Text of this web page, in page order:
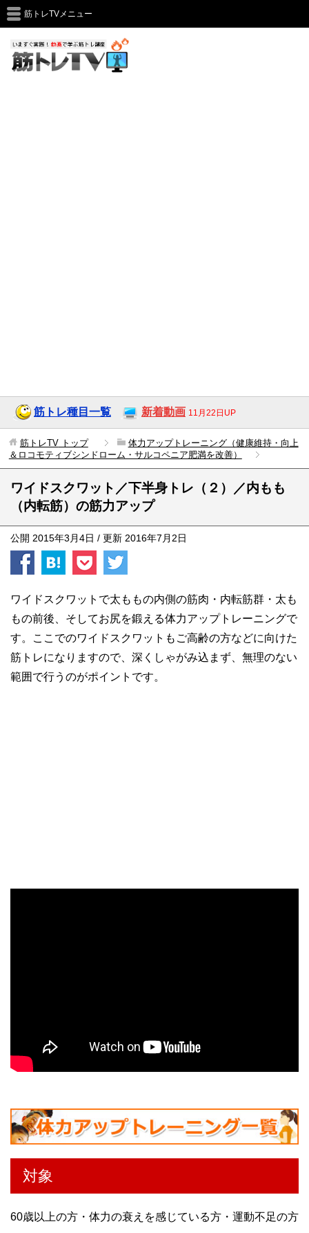
筋トレ種目一覧 新着動画 11月22日UP
筋トレTVメニュー
筋トレTVトップ
体力アップトレーニング（健康維持・向上
＆ロコモティブシンドローム・サルコペニア肥満を改善）
ワイドスクワット／下半身トレ（２）／内もも
（内転筋）の筋力アップ
公開 2015年3月4日 / 更新 2016年7月2日
ワイドスクワットで太ももの内側の筋肉・内転筋群・太も
もの前後、そしてお尻を鍛える体力アップトレーニングで
す。ここでのワイドスクワットもご高齢の方などに向けた
筋トレになりますので、深くしゃがみ込まず、無理のない
範囲で行うのがポイントです。
対象
60歳以上の方・体力の衰えを感じている方・運動不足の方